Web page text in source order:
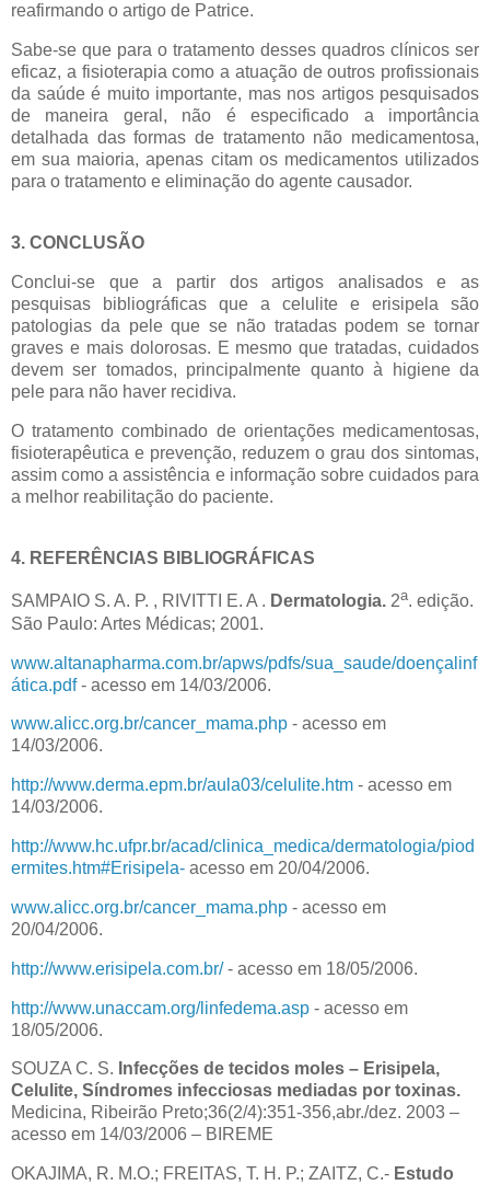
reafirmando o artigo de Patrice.
Sabe-se que para o tratamento desses quadros clínicos ser
eficaz, a fisioterapia como a atuação de outros profissionais
da saúde é muito importante, mas nos artigos pesquisados
de maneira geral, não é especificado a importância
detalhada das formas de tratamento não medicamentosa,
em sua maioria, apenas citam os medicamentos utilizados
para o tratamento e eliminação do agente causador.
3. CONCLUSÃO
Conclui-se que a partir dos artigos analisados e as
pesquisas bibliográficas que a celulite e erisipela são
patologias da pele que se não tratadas podem se tornar
graves e mais dolorosas. E mesmo que tratadas, cuidados
devem ser tomados, principalmente quanto à higiene da
pele para não haver recidiva.
O tratamento combinado de orientações medicamentosas,
fisioterapêutica e prevenção, reduzem o grau dos sintomas,
assim como a assistência e informação sobre cuidados para
a melhor reabilitação do paciente.
4. REFERÊNCIAS BIBLIOGRÁFICAS
SAMPAIO S. A. P. , RIVITTI E. A . Dermatologia. 2a. edição.
São Paulo: Artes Médicas; 2001.
www.altanapharma.com.br/apws/pdfs/sua_saude/doençalinf
ática.pdf- acesso em 14/03/2006.
www.alicc.org.br/cancer_mama.php - acesso em
14/03/2006.
http://www.derma.epm.br/aula03/celulite.htm - acesso em
14/03/2006.
http://www.hc.ufpr.br/acad/clinica_medica/dermatologia/piod
ermites.htm#Erisipela- acesso em 20/04/2006.
www.alicc.org.br/cancer_mama.php - acesso em
20/04/2006.
http://www.erisipela.com.br/- acesso em 18/05/2006.
http://www.unaccam.org/linfedema.asp - acesso em
18/05/2006.
SOUZA C. S. Infecções de tecidos moles – Erisipela,
Celulite, Síndromes infecciosas mediadas por toxinas.
Medicina, Ribeirão Preto;36(2/4):351-356,abr./dez. 2003 –
acesso em 14/03/2006 – BIREME
OKAJIMA, R. M.O.; FREITAS, T. H. P.; ZAITZ, C.- Estudo